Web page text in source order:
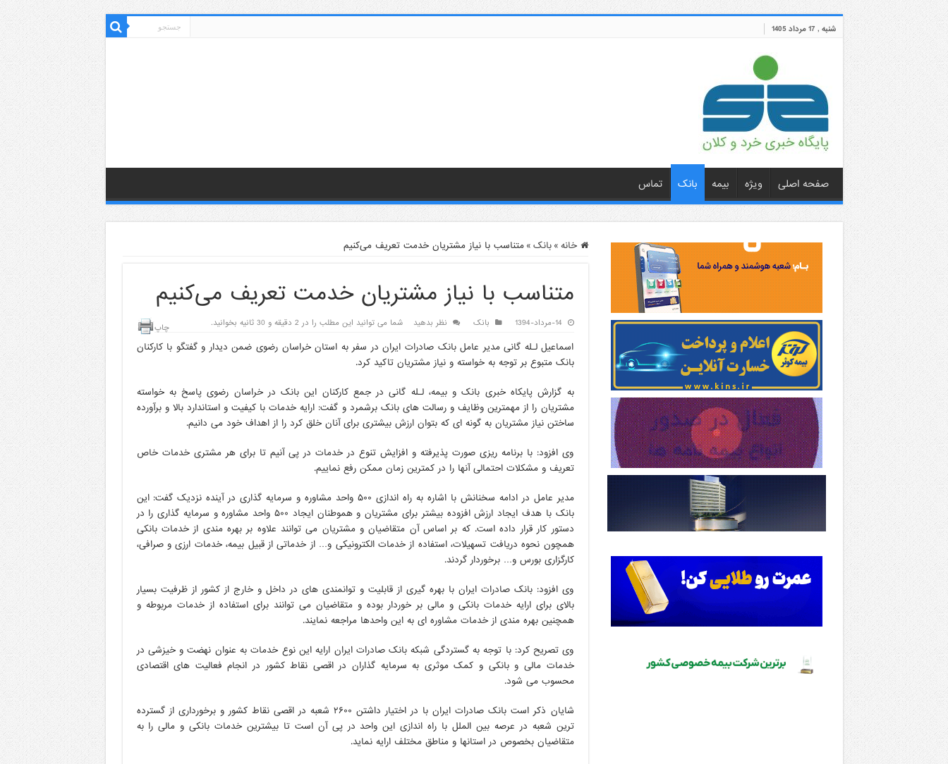
شنبه , 17 مرداد 1405
صفحه اصلی ویژه بیمه بانک تماس
خانه » بانک » متناسب با نیاز مشتریان خدمت تعریف می‌کنیم
متناسب با نیاز مشتریان خدمت تعریف می‌کنیم
14-مرداد-1394 بانک نظر بدهید شما می توانید این مطلب را در 2 دقیقه و 30 ثانیه بخوانید. چاپ
​اسماعیل لـله گانی مدیر عامل بانک صادرات ایران در سفر به استان خراسان رضوی ضمن دیدار و گفتگو با کارکنان
بانک متبوع بر توجه به خواسته و نیاز مشتریان تاکید کرد.
به گزارش پایکاه خبری بانک و بیمه، لـله گانی در جمع کارکنان این بانک در خراسان رضوی پاسخ به خواسته
مشتریان را از مهمترین وظایف و رسالت های بانک برشمرد و گفت: ارایه خدمات با کیفیت و استاندارد بالا و برآورده
ساختن نیاز مشتریان به گونه ای که بتوان ارزش بیشتری برای آنان خلق کرد را از اهداف خود می دانیم.
وی افزود: با برنامه ریزی صورت پذیرفته و افزایش تنوع در خدمات در پی آنیم تا برای هر مشتری خدمات خاص
تعریف و مشکلات احتمالی آنها را در کمترین زمان ممکن رفع نماییم.
مدیر عامل در ادامه سخنانش با اشاره به راه اندازی ۵٠٠ واحد مشاوره و سرمایه گذاری در آینده نزدیک گفت: این
بانک با هدف ایجاد ارزش افزوده بیشتر برای مشتریان و هموطنان ایجاد ۵٠٠ واحد مشاوره و سرمایه گذاری را در
دستور کار قرار داده است. که بر اساس آن متقاضیان و مشتریان می توانند علاوه بر بهره مندی از خدمات بانکی
همچون نحوه دریافت تسهیلات، استفاده از خدمات الکترونیکی و… از خدماتی از قبیل بیمه، خدمات ارزی و صرافی،
کارگزاری بورس و… برخوردار گردند.
وی افزود: بانک صادرات ایران با بهره گیری از قابلیت و توانمندی های در داخل و خارج از کشور از ظرفیت بسیار
بالای برای ارایه خدمات بانکی و مالی بر خوردار بوده و متقاضیان می توانند برای استفاده از خدمات مربوطه و
همچنین بهره مندی از خدمات مشاوره ای به این واحدها مراجعه نمایند.
وی تصریح کرد: با توجه به گستردگی شبکه بانک صادرات ایران ارایه این نوع خدمات به عنوان نهضت و خیزشی در
خدمات مالی و بانکی و کمک موثری به سرمایه گذاران در اقصی نقاط کشور در انجام فعالیت های اقتصادی
محسوب می شود.
شایان ذکر است بانک صادرات ایران با در اختیار داشتن ٢۶٠٠ شعبه در اقصی نقاط کشور و برخورداری از گسترده
ترین شعبه در عرصه بین الملل با راه اندازی این واحد در پی آن است تا بیشترین خدمات بانکی و مالی را به
متقاضیان بخصوص در استانها و مناطق مختلف ارایه نماید.